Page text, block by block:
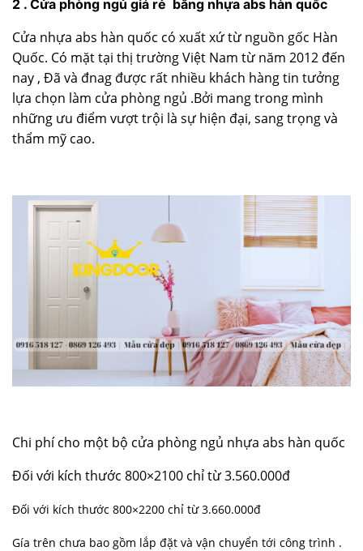
2 . Cửa phòng ngủ giá rẻ bằng nhựa abs hàn quốc
Cửa nhựa abs hàn quốc có xuất xứ từ nguồn gốc Hàn
Quốc. Có mặt tại thị trường Việt Nam từ năm 2012 đến
nay , Đã và đnag được rất nhiều khách hàng tin tưởng
lựa chọn làm cửa phòng ngủ .Bởi mang trong mình
những ưu điểm vượt trội là sự hiện đại, sang trọng và
thẩm mỹ cao.
Chi phí cho một bộ cửa phòng ngủ nhựa abs hàn quốc
Đối với kích thước 800×2100 chỉ từ 3.560.000đ
Đối với kích thước 800×2200 chỉ từ 3.660.000đ
Gía trên chưa bao gồm lắp đặt và vận chuyển tới công trình .